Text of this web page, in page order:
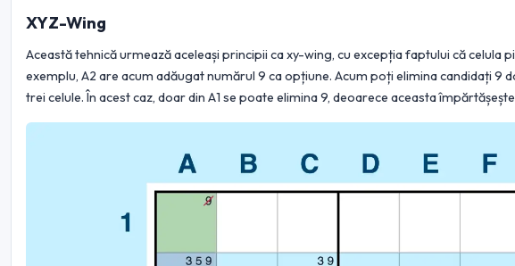
XYZ-Wing
Această tehnică urmează aceleași principii ca xy-wing, cu excepția faptului că celula
exemplu, A2 are acum adăugat numărul 9 ca opțiune. Acum poți elimina candidați 9
trei celule. În acest caz, doar din A1 se poate elimina 9, deoarece aceasta